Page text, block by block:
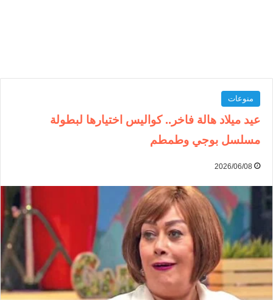
منوعات
عيد ميلاد هالة فاخر.. كواليس اختيارها لبطولة
مسلسل بوجي وطمطم
2026/06/08